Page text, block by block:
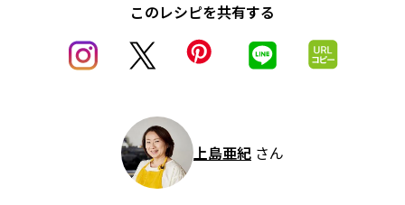
このレシピを共有する
上島亜紀 さん